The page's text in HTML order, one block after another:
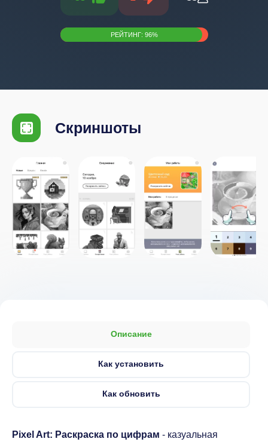
РЕЙТИНГ: 96%
Скриншоты
Описание
Как установить
Как обновить
Pixel Art: Раскраска по цифрам - казуальная